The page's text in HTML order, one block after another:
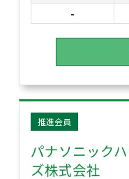
-
パナソニック
ズ株式会社
推進会員